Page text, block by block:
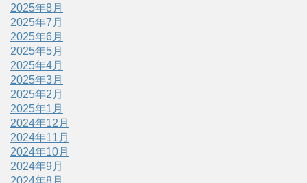
2025年8月
2025年7月
2025年6月
2025年5月
2025年4月
2025年3月
2025年2月
2025年1月
2024年12月
2024年11月
2024年10月
2024年9月
2024年8月